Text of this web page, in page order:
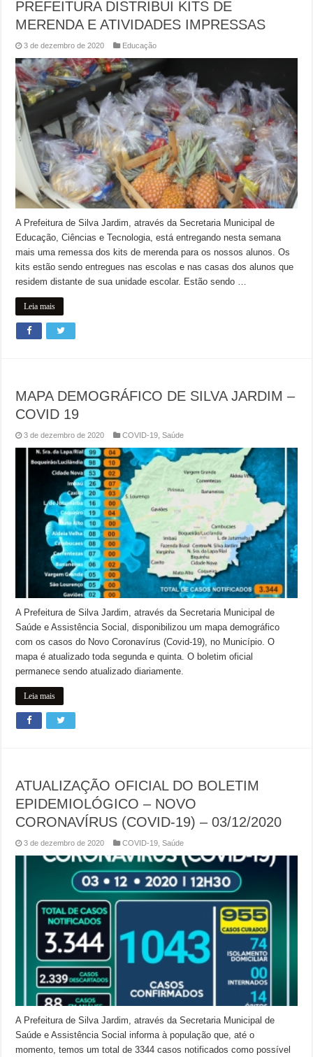
PREFEITURA DISTRIBUI KITS DE
MERENDA E ATIVIDADES IMPRESSAS
3 de dezembro de 2020 Educação
A Prefeitura de Silva Jardim, através da Secretaria Municipal de
Educação, Ciências e Tecnologia, está entregando nesta semana
mais uma remessa dos kits de merenda para os nossos alunos. Os
kits estão sendo entregues nas escolas e nas casas dos alunos que
residem distante de sua unidade escolar. Estão sendo …
Leia mais
MAPA DEMOGRÁFICO DE SILVA JARDIM –
COVID 19
3 de dezembro de 2020 COVID-19 ,Saúde
A Prefeitura de Silva Jardim, através da Secretaria Municipal de
Saúde e Assistência Social, disponibilizou um mapa demográfico
com os casos do Novo Coronavírus (Covid-19), no Município. O
mapa é atualizado toda segunda e quinta. O boletim oficial
permanece sendo atualizado diariamente.
Leia mais
ATUALIZAÇÃO OFICIAL DO BOLETIM
EPIDEMIOLÓGICO – NOVO
CORONAVÍRUS (COVID-19) – 03/12/2020
3 de dezembro de 2020 COVID-19 ,Saúde
A Prefeitura de Silva Jardim, através da Secretaria Municipal de
Saúde e Assistência Social informa à população que, até o
momento, temos um total de 3344 casos notificados como possível